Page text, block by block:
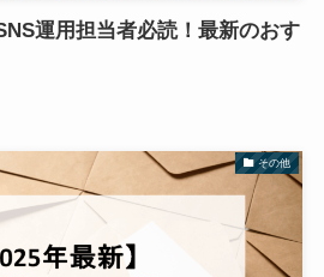
運用担当者必読！最新のおす
その他